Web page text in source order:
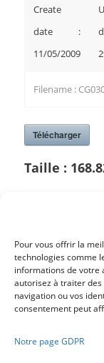
Pour vous offrir la
technologies comme
informations de votre
autorisez à traiter
navigation ou vos
consentement peut
Notre page GDPR
Create
date :
11/05/2009
Filename :
Télécharger
Taille :